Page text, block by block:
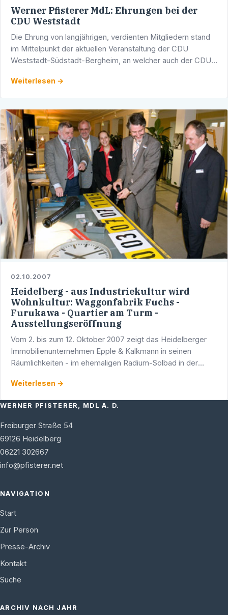
Werner Pfisterer MdL: Ehrungen bei der
CDU Weststadt
Die Ehrung von langjährigen, verdienten Mitgliedern stand
im Mittelpunkt der aktuellen Veranstaltung der CDU
Weststadt-Südstadt-Bergheim, an welcher auch der CDU-
der …
Weiterlesen →
02.10.2007
Heidelberg - aus Industriekultur wird
Wohnkultur: Waggonfabrik Fuchs -
Furukawa - Quartier am Turm -
Ausstellungseröffnung
Vom 2. bis zum 12. Oktober 2007 zeigt das Heidelberger
Immobilienunternehmen Epple & Kalkmann in seinen
Räumlichkeiten - im ehemaligen Radium-Solbad in der
Weiterlesen →
WERNER PFISTERER, MDL A. D.
Freiburger Straße 54
69126 Heidelberg
06221 302667
info@pfisterer.net
NAVIGATION
Start
Zur Person
Presse-Archiv
Kontakt
Suche
ARCHIV NACH JAHR